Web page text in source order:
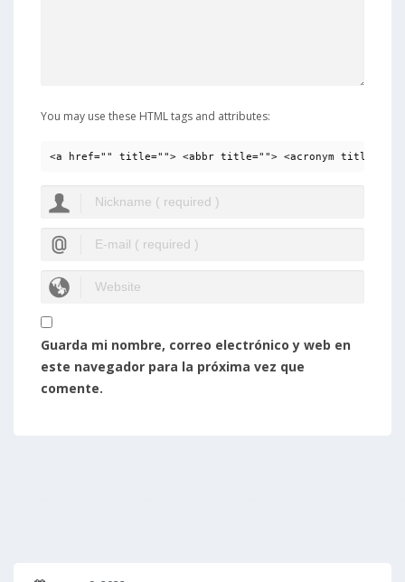
You may use these HTML tags and attributes:
<a href="" title=""> <abbr title=""> <acronym title="">
Guarda mi nombre, correo electrónico y web en
este navegador para la próxima vez que
comente.